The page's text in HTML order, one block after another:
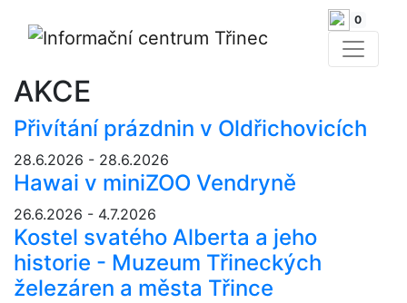
0
AKCE
Přivítání prázdnin v Oldřichovicích
28.6.2026 - 28.6.2026
Hawai v miniZOO Vendryně
26.6.2026 - 4.7.2026
Kostel svatého Alberta a jeho
historie - Muzeum Třineckých
železáren a města Třince